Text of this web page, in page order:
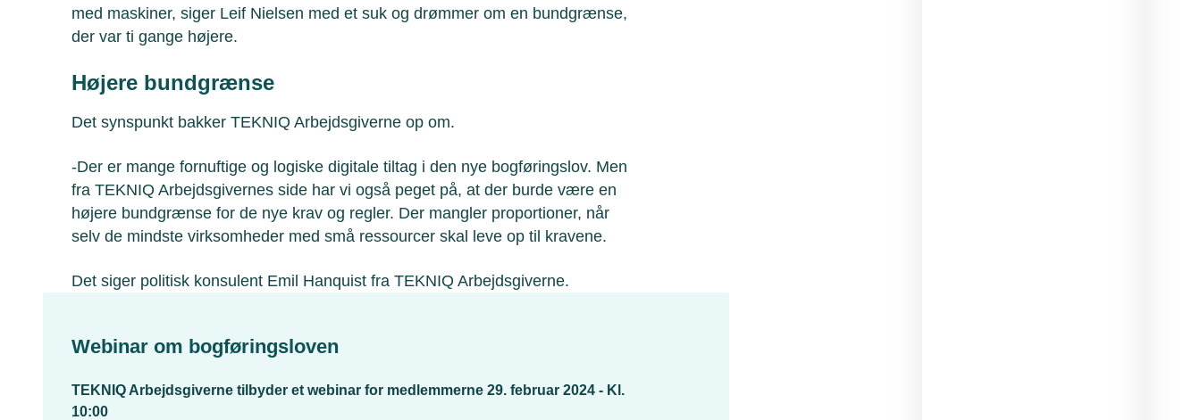
med maskiner, siger Leif Nielsen med et suk og drømmer om en bundgrænse,
der var ti gange højere.
Højere bundgrænse
Det synspunkt bakker TEKNIQ Arbejdsgiverne op om.
-Der er mange fornuftige og logiske digitale tiltag i den nye bogføringslov. Men
fra TEKNIQ Arbejdsgivernes side har vi også peget på, at der burde være en
højere bundgrænse for de nye krav og regler. Der mangler proportioner, når
selv de mindste virksomheder med små ressourcer skal leve op til kravene.
Det siger politisk konsulent Emil Hanquist fra TEKNIQ Arbejdsgiverne.
Webinar om bogføringsloven
TEKNIQ Arbejdsgiverne tilbyder et webinar for medlemmerne 29. februar 2024 - Kl.
10:00